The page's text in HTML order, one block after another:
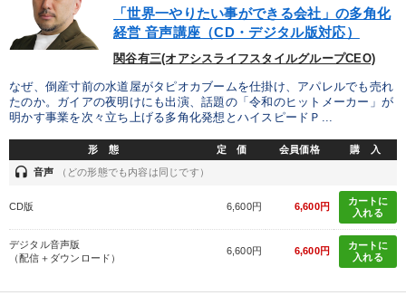
「世界一やりたい事ができる会社」の多角化
経営 音声講座（CD・デジタル版対応）
関谷有三(オアシスライフスタイルグループCEO)
なぜ、倒産寸前の水道屋がタピオカブームを仕掛け、アパレルでも売れ
たのか。ガイアの夜明けにも出演、話題の「令和のヒットメーカー」が
明かす事業を次々立ち上げる多角化発想とハイスピードＰ...
形 態 定 価 会員価格 購 入
headset 音声 （どの形態でも内容は同じです）
CD版 6,600円 6,600円
カートに
入れる
デジタル音声版
（配信＋ダウンロード）
6,600円 6,600円
カートに
入れる